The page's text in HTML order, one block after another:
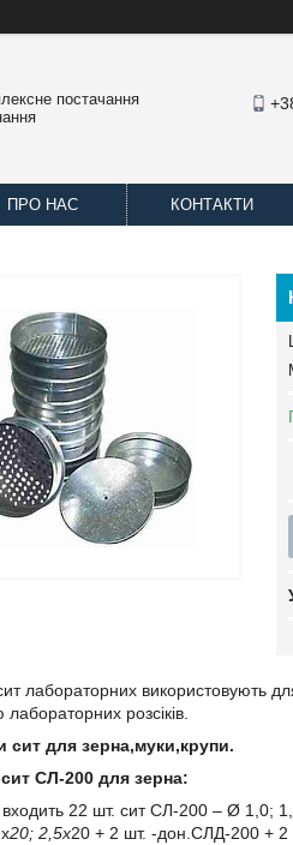
постачання
ПРО НАС КОНТАКТИ
лабораторних використовують
розсіків.
сит для зерна,муки,крупи.
СЛ-200 для зерна:
22 шт. сит СЛ-200 – Ø 1,0;
20; 2,5х20 + 2 шт. -дон.СЛД-200 +